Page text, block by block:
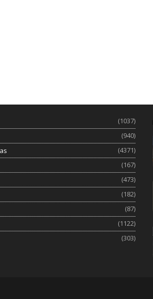
(1037)
(940)
(4371)
(167)
(473)
(182)
(87)
(1122)
(303)